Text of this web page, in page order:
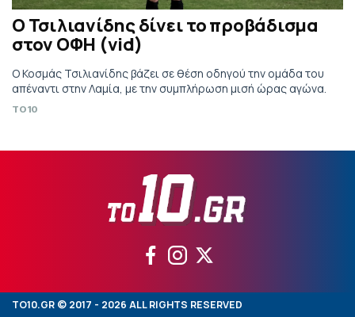
Ο Τσιλιανίδης δίνει το προβάδισμα
στον ΟΦΗ (vid)
Ο Κοσμάς Τσιλιανίδης βάζει σε θέση οδηγού την ομάδα του
απέναντι στην Λαμία, με την συμπλήρωση μισή ώρας αγώνα.
TO10
TO10.GR © 2017 - 2026 ALL RIGHTS RESERVED